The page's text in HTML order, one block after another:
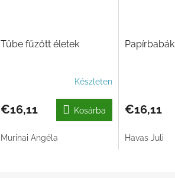
Tűbe fűzött életek
Készleten
€16,11 Kosárba
Murinai Angéla
Papírbabák
€16,11
Havas Juli